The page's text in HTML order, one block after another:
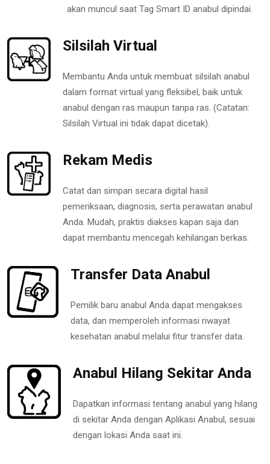
akan muncul saat Tag Smart ID anabul dipindai.
Silsilah Virtual
Membantu Anda untuk membuat silsilah anabul
dalam format virtual yang fleksibel, baik untuk
anabul dengan ras maupun tanpa ras. (Catatan:
Silsilah Virtual ini tidak dapat dicetak).
Rekam Medis
Catat dan simpan secara digital hasil
pemeriksaan, diagnosis, serta perawatan anabul
Anda. Mudah, praktis diakses kapan saja dan
dapat membantu mencegah kehilangan berkas.
Transfer Data Anabul
Pemilik baru anabul Anda dapat mengakses
data, dan memperoleh informasi riwayat
kesehatan anabul melalui fitur transfer data.
Anabul Hilang Sekitar Anda
Dapatkan informasi tentang anabul yang hilang
di sekitar Anda dengan Aplikasi Anabul, sesuai
dengan lokasi Anda saat ini.